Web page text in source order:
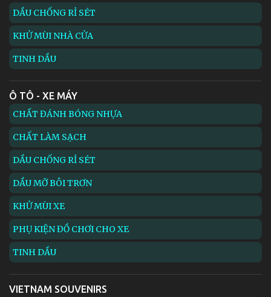
DẦU CHỐNG RỈ SÉT
KHỬ MÙI NHÀ CỬA
TINH DẦU
Ô TÔ - XE MÁY
CHẤT ĐÁNH BÓNG NHỰA
CHẤT LÀM SẠCH
DẦU CHỐNG RỈ SÉT
DẦU MỠ BÔI TRƠN
KHỬ MÙI XE
PHỤ KIỆN ĐỒ CHƠI CHO XE
TINH DẦU
VIETNAM SOUVENIRS